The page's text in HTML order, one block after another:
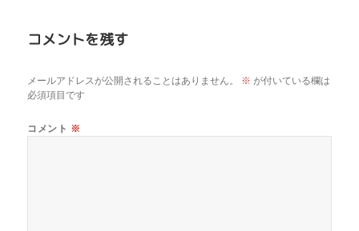
コメントを残す
メールアドレスが公開されることはありません。 ※ が付いている欄は
必須項目です
コメント ※